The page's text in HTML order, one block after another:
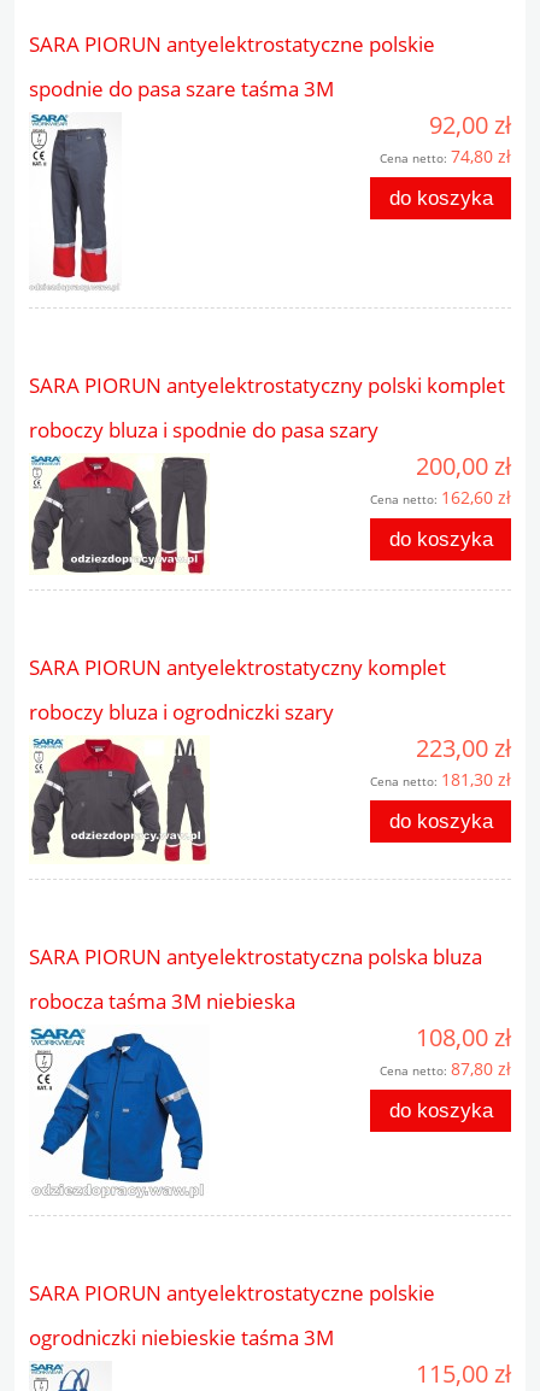
SARA PIORUN antyelektrostatyczne polskie
spodnie do pasa szare taśma 3M
92,00 zł
Cena netto: 74,80 zł
do koszyka
SARA PIORUN antyelektrostatyczny polski komplet
roboczy bluza i spodnie do pasa szary
200,00 zł
Cena netto: 162,60 zł
do koszyka
SARA PIORUN antyelektrostatyczny komplet
roboczy bluza i ogrodniczki szary
223,00 zł
Cena netto: 181,30 zł
do koszyka
SARA PIORUN antyelektrostatyczna polska bluza
robocza taśma 3M niebieska
108,00 zł
Cena netto: 87,80 zł
do koszyka
SARA PIORUN antyelektrostatyczne polskie
ogrodniczki niebieskie taśma 3M
115,00 zł